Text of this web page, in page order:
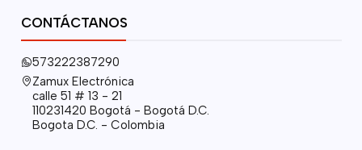
CONTÁCTANOS
573222387290
Zamux Electrónica
calle 51 # 13 - 21
110231420 Bogotá - Bogotá D.C.
Bogota D.C. - Colombia